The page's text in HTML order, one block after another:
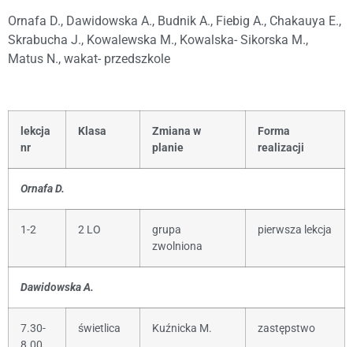
Ornafa D., Dawidowska A., Budnik A., Fiebig A., Chakauya E.,
Skrabucha J., Kowalewska M., Kowalska- Sikorska M.,
Matus N., wakat- przedszkole
lekcja
nr
Klasa
Zmiana w
planie
Forma
realizacji
Ornafa D.
1-2 2 LO
grupa
zwolniona
pierwsza lekcja
Dawidowska A.
7.30-
świetlica Kuźnicka M. zastępstwo